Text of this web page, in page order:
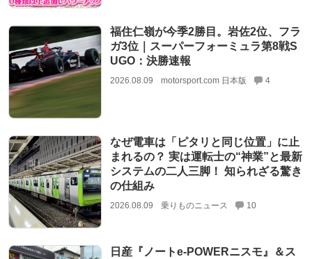
福住仁嶺が今季2勝目。岩佐2位、フラ
ガ3位｜スーパーフォーミュラ第8戦S
UGO：決勝速報
2026.08.09 motorsport.com 日本版 4
なぜ電車は「ピタリと同じ位置」に止
まれるの？ 実は運転士の“神業”と最新
システムの二人三脚！ 知られざる驚き
の仕組み
2026.08.09 乗りものニュース 10
日産『ノートe-POWERニスモ』＆ス